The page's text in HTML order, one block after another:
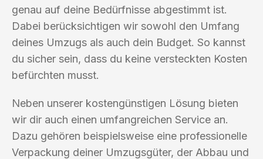
genau auf deine Bedürfnisse abgestimmt ist.
Dabei berücksichtigen wir sowohl den Umfang
deines Umzugs als auch dein Budget. So kannst
du sicher sein, dass du keine versteckten Kosten
befürchten musst.
Neben unserer kostengünstigen Lösung bieten
wir dir auch einen umfangreichen Service an.
Dazu gehören beispielsweise eine professionelle
Verpackung deiner Umzugsgüter, der Abbau und